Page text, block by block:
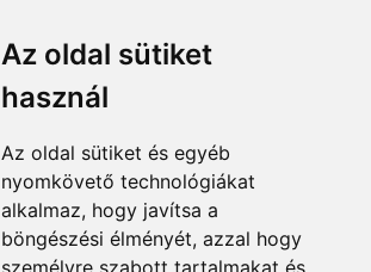
Az oldal sütiket
használ
Az oldal sütiket és egyéb
nyomkövető technológiákat
alkalmaz, hogy javítsa a
böngészési élményét, azzal hogy
személyre szabott tartalmakat és
Kék ég
32 000 Ft-tól
Elfogadott fizetési módok